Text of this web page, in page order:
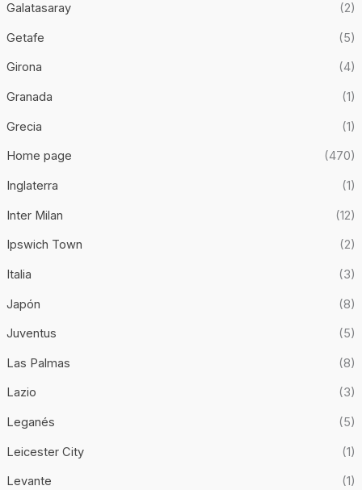
Galatasaray (2)
Getafe (5)
Girona (4)
Granada (1)
Grecia (1)
Home page (470)
Inglaterra (1)
Inter Milan (12)
Ipswich Town (2)
Italia (3)
Japón (8)
Juventus (5)
Las Palmas (8)
Lazio (3)
Leganés (5)
Leicester City (1)
Levante (1)